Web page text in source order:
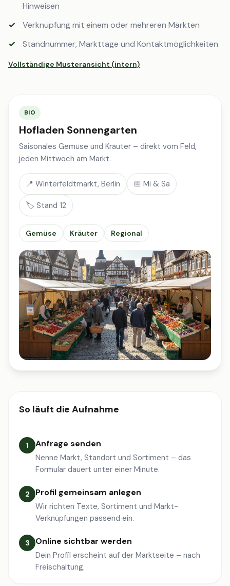
Hinweisen
Verknüpfung mit einem oder mehreren Märkten
Standnummer, Markttage und Kontaktmöglichkeiten
Vollständige Musteransicht (intern)
BIO
Hofladen Sonnengarten
Saisonales Gemüse und Kräuter – direkt vom Feld,
jeden Mittwoch am Markt.
📍 Winterfeldtmarkt, Berlin 📅 Mi & Sa
🏷️ Stand 12
Gemüse Kräuter Regional
So läuft die Aufnahme
1 Anfrage senden
Nenne Markt, Standort und Sortiment – das
Formular dauert unter einer Minute.
2 Profil gemeinsam anlegen
Wir richten Texte, Sortiment und Markt-
Verknüpfungen passend ein.
3 Online sichtbar werden
Dein Profil erscheint auf der Marktseite – nach
Freischaltung.